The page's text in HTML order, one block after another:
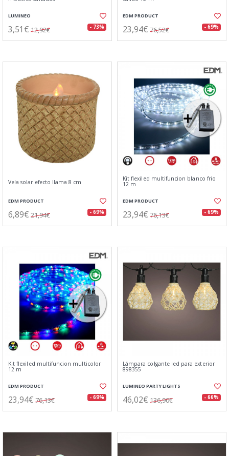
LUMINEO
3,51€ 12,92€ - 73%
EDM PRODUCT
23,94€ 76,52€ - 69%
Vela solar efecto llama 8 cm
EDM PRODUCT
6,89€ 21,94€ - 69%
Kit flexiled multifuncion blanco frio
12 m
EDM PRODUCT
23,94€ 76,13€ - 69%
Kit flexiled multifuncion multicolor
12 m
EDM PRODUCT
23,94€ 76,13€ - 69%
Lámpara colgante led para exterior
898355
LUMINEO PARTY LIGHTS
46,02€ 136,90€ - 66%